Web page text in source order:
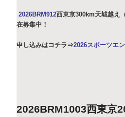
2026BRM912西東京300km天城越え
在募集中！
申し込みはコチラ⇒2026スポーツエ
2026BRM1003西東京